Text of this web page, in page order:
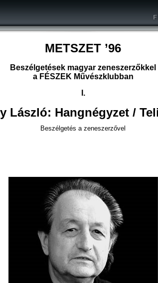
METSZET ’96
Beszélgetések magyar zeneszerzőkkel
a FÉSZEK Művészklubban
I.
László: Hangnégyzet /
Beszélgetés a zeneszerzővel